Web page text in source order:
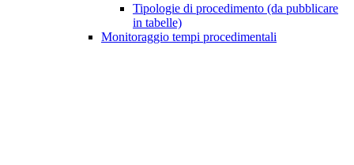
Tipologie di procedimento (da pubblicare
in tabelle)
Monitoraggio tempi procedimentali